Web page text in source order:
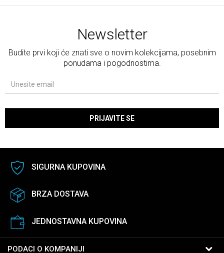
Newsletter
Budite prvi koji će znati sve o novim kolekcijama, posebnim
ponudama i pogodnostima.
PRIJAVITE SE
SIGURNA KUPOVINA
BRZA DOSTAVA
JEDNOSTAVNA KUPOVINA
PODACI O KOMPANIJI